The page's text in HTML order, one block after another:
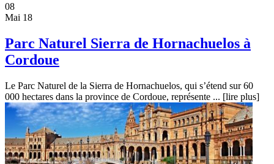
08
Mai 18
Parc Naturel Sierra de Hornachuelos à
Cordoue
Le Parc Naturel de la Sierra de Hornachuelos, qui s’étend sur 60
000 hectares dans la province de Cordoue, représente ... [lire plus]